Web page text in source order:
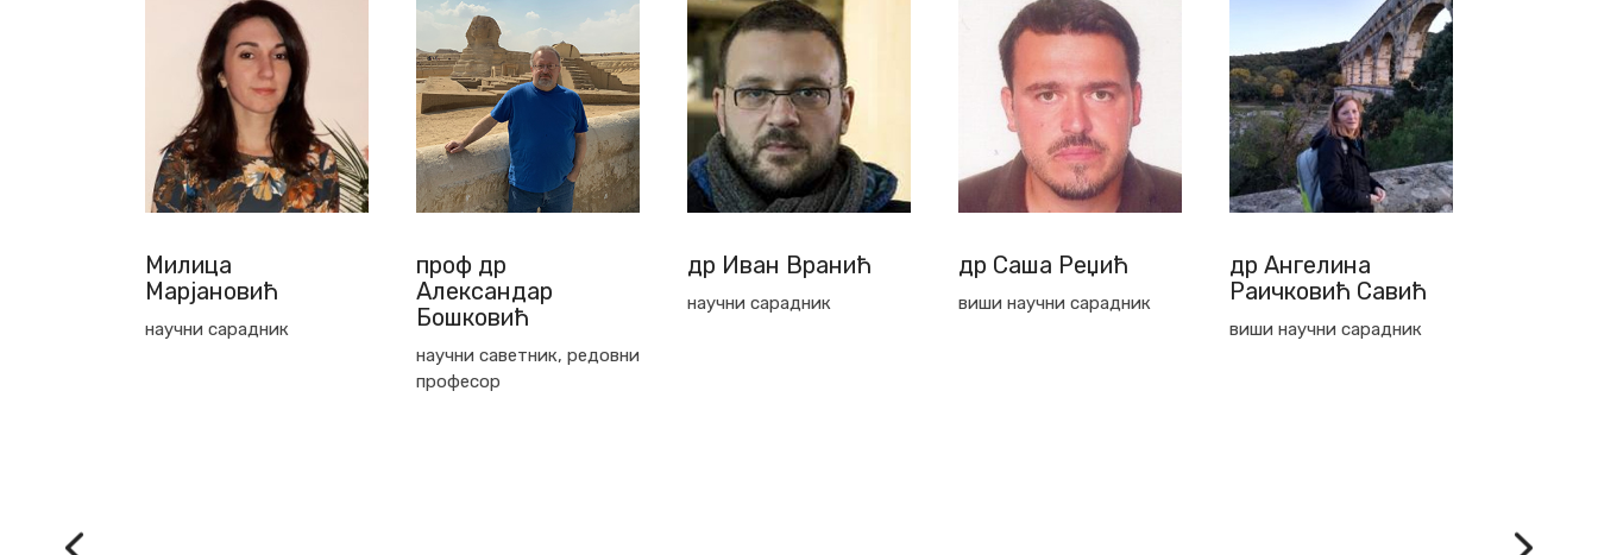
проф др
Александар
др Иван Вранић
научни сарадник
др Саша Реџић
виши научни сарадник
др Ангелина
др Бојан Поповић
научни сарадник